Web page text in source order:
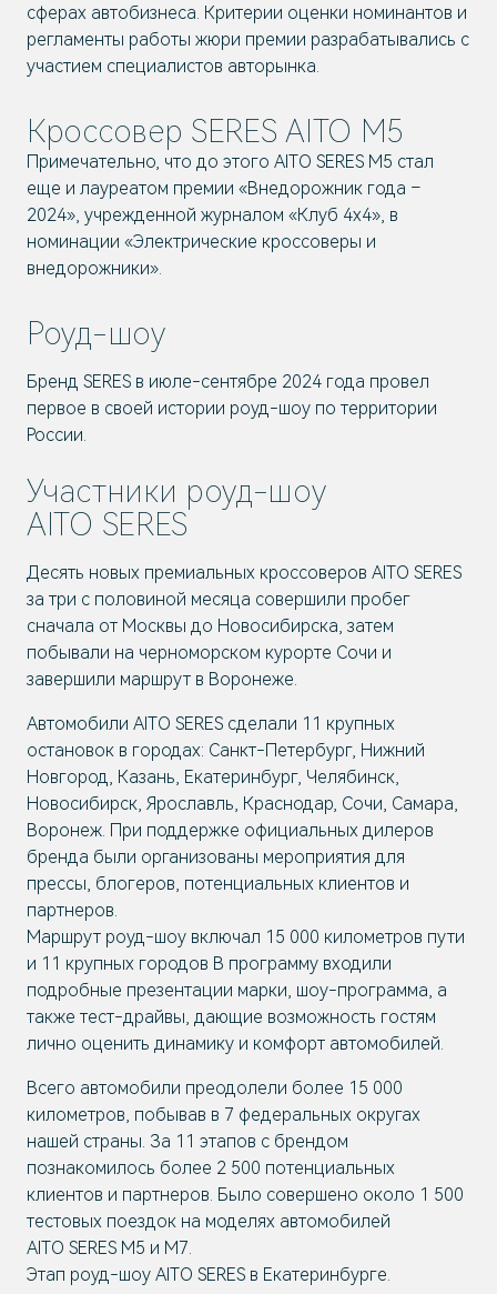
сферах автобизнеса. Критерии оценки номинантов и
регламенты работы жюри премии разрабатывались с
участием специалистов авторынка.
Кроссовер SERES AITO M5
Примечательно, что до этого AITO SERES M5 стал
еще и лауреатом премии «Внедорожник года –
2024», учрежденной журналом «Клуб 4х4», в
номинации «Электрические кроссоверы и
внедорожники».
Роуд-шоу
Бренд SERES в июле-сентябре 2024 года провел
первое в своей истории роуд-шоу по территории
России.
Участники роуд-шоу
AITO SERES
Десять новых премиальных кроссоверов AITO SERES
за три с половиной месяца совершили пробег
сначала от Москвы до Новосибирска, затем
побывали на черноморском курорте Сочи и
завершили маршрут в Воронеже.
Автомобили AITO SERES сделали 11 крупных
остановок в городах: Санкт-Петербург, Нижний
Новгород, Казань, Екатеринбург, Челябинск,
Новосибирск, Ярославль, Краснодар, Сочи, Самара,
Воронеж. При поддержке официальных дилеров
бренда были организованы мероприятия для
прессы, блогеров, потенциальных клиентов и
партнеров.
Маршрут роуд-шоу включал 15 000 километров пути
и 11 крупных городов В программу входили
подробные презентации марки, шоу-программа, а
также тест-драйвы, дающие возможность гостям
лично оценить динамику и комфорт автомобилей.
Всего автомобили преодолели более 15 000
километров, побывав в 7 федеральных округах
нашей страны. За 11 этапов с брендом
познакомилось более 2 500 потенциальных
клиентов и партнеров. Было совершено около 1 500
тестовых поездок на моделях автомобилей
AITO SERES M5 и М7.
Этап роуд-шоу AITO SERES в Екатеринбурге.